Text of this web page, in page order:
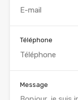
Téléphone
Message